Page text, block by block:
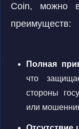
Coin, можно
преимуществ:
Полная
что
стороны
или